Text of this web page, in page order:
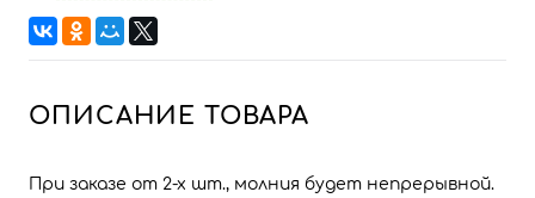
ОПИСАНИЕ ТОВАРА
При заказе от 2-х шт., молния будет непрерывной.